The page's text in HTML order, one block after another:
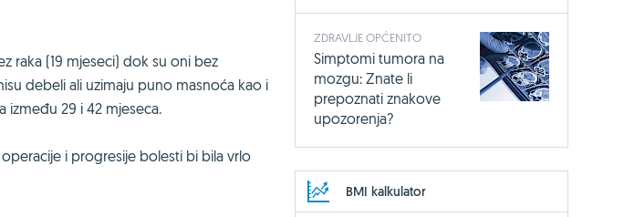
raka (19 mjeseci) dok su oni bez
debeli ali uzimaju puno masnoća kao i
između 29 i 42 mjeseca.
i progresije bolesti bi bila vrlo
ZDRAVLJE OPĆENITO
Simptomi tumora na
mozgu: Znate li
prepoznati znakove
upozorenja?
BMI kalkulator